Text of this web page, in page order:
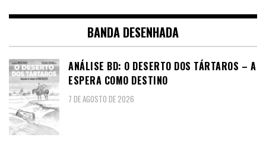
BANDA DESENHADA
ANÁLISE BD: O DESERTO DOS TÁRTAROS – A
ESPERA COMO DESTINO
7 DE AGOSTO DE 2026